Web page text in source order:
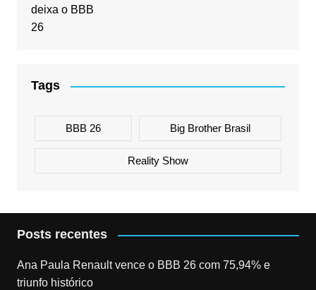
Tags
BBB 26 Big Brother Brasil
Reality Show
Posts recentes
Ana Paula Renault vence o BBB 26 com 75,94% e
triunfo histórico